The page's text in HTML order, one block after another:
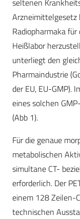
seltenen
Arzneimittelgesetz
Radiopharmaka
Heißlabor
unterliegt den
Pharmaindustrie
der EU, EU-GMP).
eines solchen
(Abb 1).
Für die genaue
metabolischen
simultane CT-
erforderlich. Der
einem 128 Zeilen-
technischen